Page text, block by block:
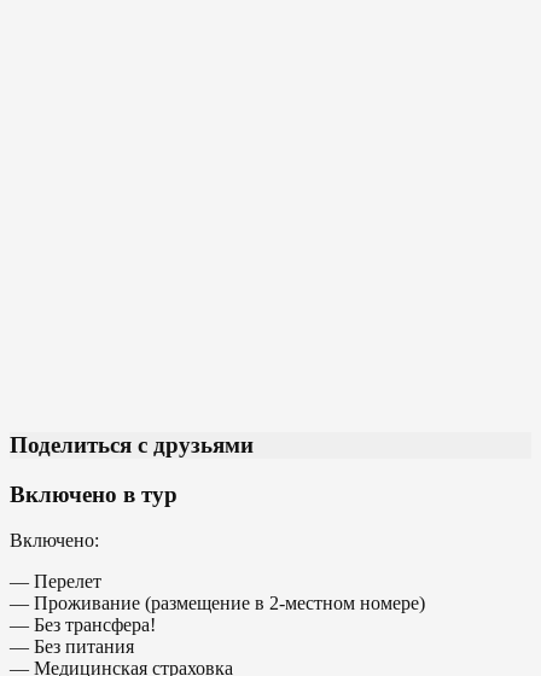
Поделиться с друзьями
Включено в тур
Включено:
— Перелет
— Проживание (размещение в 2-местном номере)
— Без трансфера!
— Без питания
— Медицинская страховка